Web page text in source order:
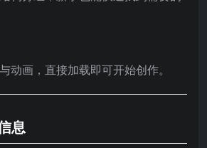
动画，直接加载即可开始创作。
息